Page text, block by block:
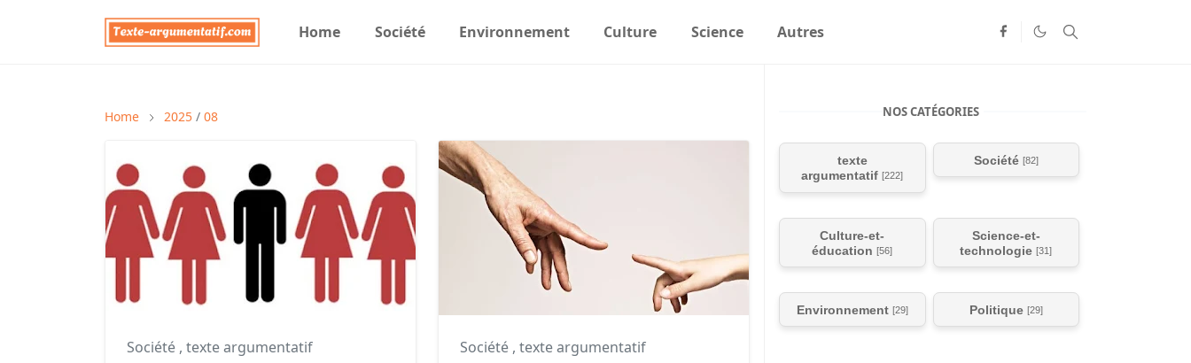
Home Société Environnement Culture Science Autres
Home 2025 / 08
Société , texte argumentatif Société , texte argumentatif
NOS CATÉGORIES
texte
argumentatif [222]
Société [82]
Culture-et-
éducation [56]
Science-et-
technologie [31]
Environnement [29] Politique [29]